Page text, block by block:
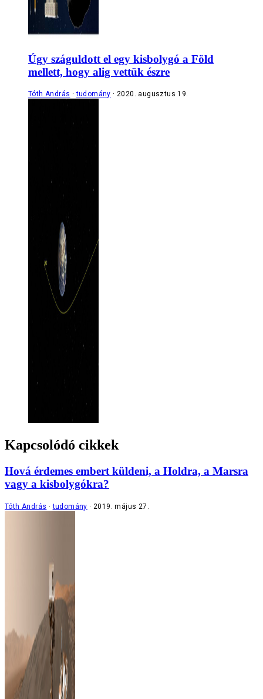
Úgy száguldott el egy kisbolygó a Föld
mellett, hogy alig vettük észre
Tóth András tudomány 2020. augusztus 19.
Kapcsolódó cikkek
Hová érdemes embert küldeni, a Holdra, a Marsra
vagy a kisbolygókra?
Tóth András tudomány 2019. május 27.